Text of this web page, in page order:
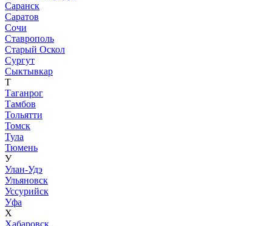
Саранск
Саратов
Сочи
Ставрополь
Старый Оскол
Сургут
Сыктывкар
Т
Таганрог
Тамбов
Тольятти
Томск
Тула
Тюмень
У
Улан-Удэ
Ульяновск
Уссурийск
Уфа
Х